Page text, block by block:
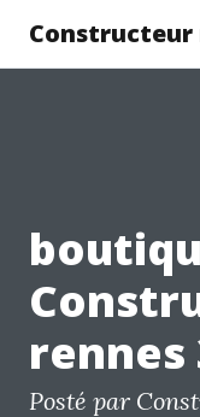
Constructeur
rennes
Posté par